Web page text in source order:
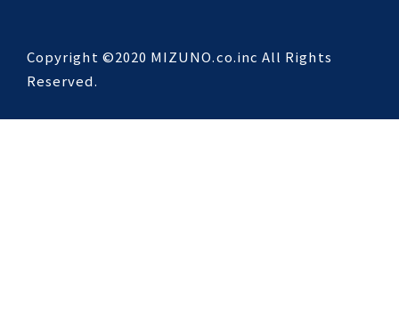
Copyright ©2020 MIZUNO.co.inc All Rights
Reserved.